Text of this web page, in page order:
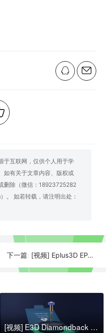
于互联网，仅供个人用于学
如有关于文章内容、版权或
删除（微信：18923725282
。 如若转载，请注明出处：
下一篇: [视频] Eplus3D EP-M2050：36激光大尺寸金属增材制造系统
[视频] E3D Diamondback Revo™ 带有多晶金刚石尖端的FDM喷嘴解决方案